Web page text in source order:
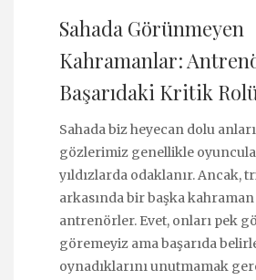
Sahada Görünmeyen
Kahramanlar:
Başarıdaki Kritik
Sahada biz heyecan dolu
gözlerimiz genellikle
yıldızlarda odaklanır. Ancak,
arkasında bir başka
antrenörler. Evet, onları pek
göremeyiz ama başarıda
oynadıklarını unutmamak